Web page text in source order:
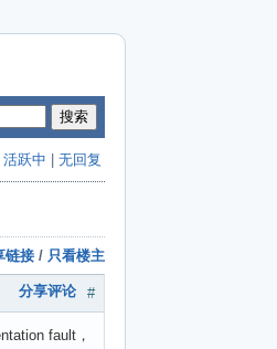
搜索
活跃中 无回复
链接 / 只看楼主
#
分享评论
fault，